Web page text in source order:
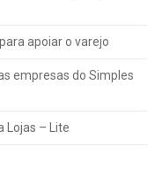
apoiar o varejo
empresas do Simples
Lojas – Lite